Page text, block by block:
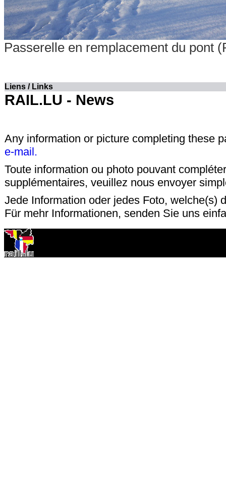
Passerelle en remplacement du pont
Liens / Links
RAIL.LU - News
Any information or picture completing these
e-mail.
Toute information ou photo pouvant
supplémentaires, veuillez nous envoyer
Jede Information oder jedes Foto, welche(s)
Für mehr Informationen, senden Sie uns